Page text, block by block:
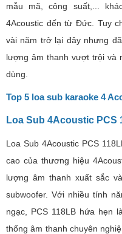
mẫu mã, công suất,...
4Acoustic đến từ Đức. Tuy
vài năm trở lại đây nhưng
lượng âm thanh vượt trội và
dùng.
Top 5 loa sub karaoke 4
Loa Sub 4Acoustic PCS
Loa Sub 4Acoustic PCS
cao của thương hiệu
lượng âm thanh xuất sắc
subwoofer. Với nhiều tính
ngạc, PCS 118LB hứa hẹn
thống âm thanh chuyên